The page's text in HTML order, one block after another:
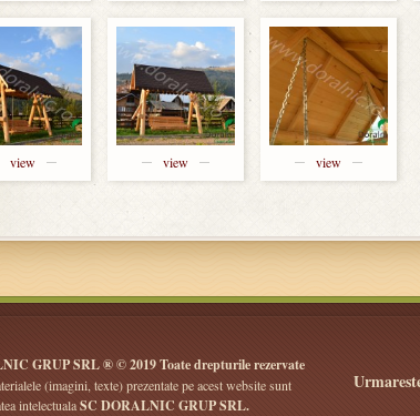
view view view
GRUP SRL ® © 2019 Toate drepturile rezervate
(imagini, texte) prezentate pe acest website sunt
intelectualaSC DORALNIC GRUP SRL.